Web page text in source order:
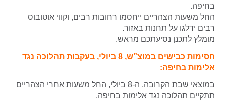
בחיפה.
החל משעות הצהריים ייחסמו רחובות רבים, וקווי אוטובוס
רבים ידלגו על תחנות באזור.
מומלץ לתכנן נסיעתכם מראש.
חסימות כבישים במוצ”ש, 8 ביולי, בעקבות תהלוכה נגד
אלימות בחיפה:
במוצאי שבת הקרובה, ה-8 ביולי, החל משעות אחרי הצהריים
תתקיים תהלוכה נגד אלימות בחיפה.